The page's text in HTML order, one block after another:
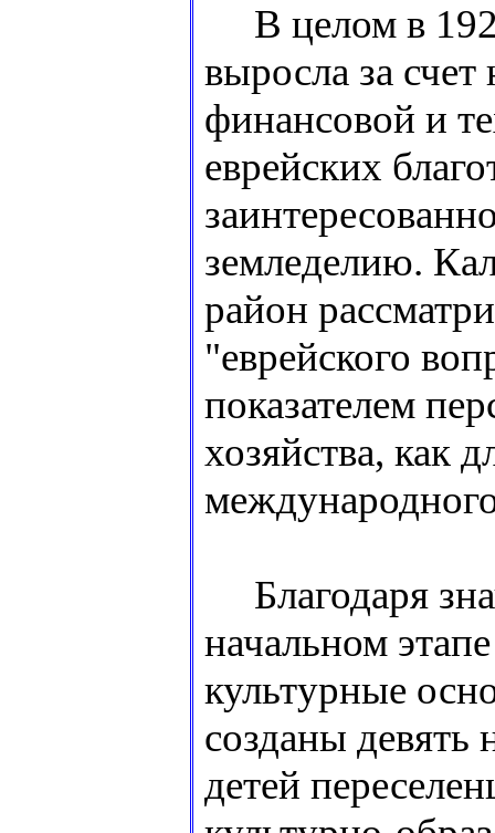
В целом в
выросла за
финансовой и
еврейских
земледелию.
район
"еврейского
показателем
хозяйства, как
Благодаря
начальном
культурные
созданы девять
детей